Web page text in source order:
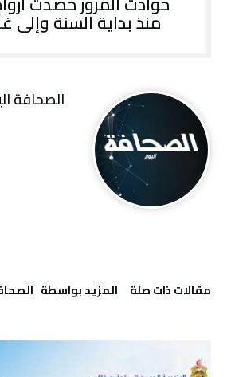
منذ بداية السنة وإلى غاية 12
‫مقالات ذات صلة‬ ‫‫المزيد بواسطة‬ ‬ ‭ ‬الصحافة‭ ‬اليوم